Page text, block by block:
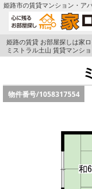
姫路市の賃貸マンション・ア
TOPページ
ペットOK物件
保証人不要物件
姫路の賃貸 お部屋探しは家
ミストラル土山 賃貸マンシ
物件番号/1058317554